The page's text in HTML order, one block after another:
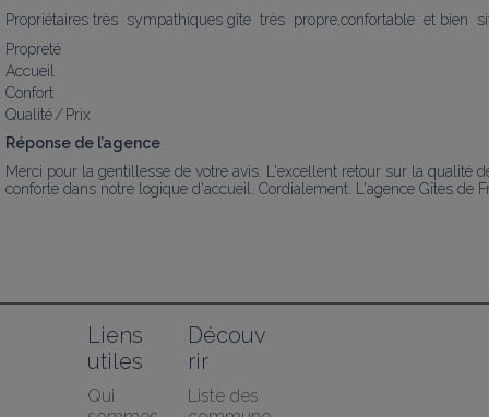
Propriétaires très  sympathiques gîte  très  propre,confortable  et bien
Propreté
Accueil
Confort
Qualité / Prix
Réponse de l’agence
Merci pour la gentillesse de votre avis. L'excellent retour sur la qualité
conforte dans notre logique d'accueil. Cordialement. L'agence Gîtes de
Liens
utiles
Qui
Découv
rir
Liste des